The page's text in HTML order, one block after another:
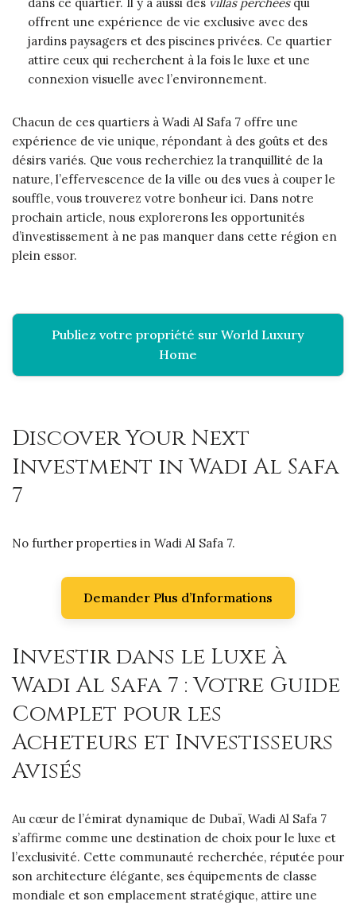
offrent une expérience de vie exclusive avec des
jardins paysagers et des piscines privées. Ce quartier
attire ceux qui recherchent à la fois le luxe et une
connexion visuelle avec l’environnement.
Chacun de ces quartiers à Wadi Al Safa 7 offre une
expérience de vie unique, répondant à des goûts et des
désirs variés. Que vous recherchiez la tranquillité de la
nature, l’effervescence de la ville ou des vues à couper le
souffle, vous trouverez votre bonheur ici. Dans notre
prochain article, nous explorerons les opportunités
d’investissement à ne pas manquer dans cette région en
plein essor.
Publiez votre propriété sur World Luxury
Home
Discover Your Next
Investment in Wadi Al Safa
7
No further properties in Wadi Al Safa 7.
Demander Plus d’Informations
Investir dans le Luxe à
Wadi Al Safa 7 : Votre Guide
Complet pour les
Acheteurs et Investisseurs
Avisés
Au cœur de l’émirat dynamique de Dubaï, Wadi Al Safa 7
s’affirme comme une destination de choix pour le luxe et
l’exclusivité. Cette communauté recherchée, réputée pour
son architecture élégante, ses équipements de classe
mondiale et son emplacement stratégique, attire une